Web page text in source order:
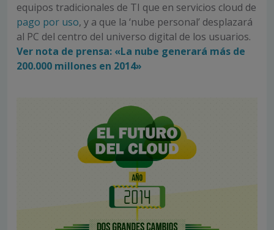
equipos tradicionales de TI que en servicios cloud de
pago por uso, y a que la ‘nube personal’ desplazará
al PC del centro del universo digital de los usuarios.
Ver nota de prensa: «La nube generará más de
200.000 millones en 2014»